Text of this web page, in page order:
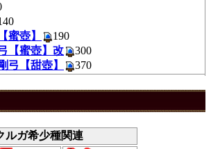
蜜壺】
190
【蜜壺】改
300
弓【甜壺】 370
ルガ希少種関連